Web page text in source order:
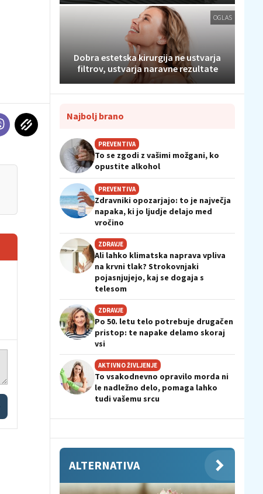
OGLAS
Dobra estetska kirurgija ne ustvarja
filtrov, ustvarja naravne rezultate
Najbolj brano
PREVENTIVA
To se zgodi z vašimi možgani, ko
opustite alkohol
PREVENTIVA
Zdravniki opozarjajo: to je največja
napaka, ki jo ljudje delajo med
vročino
ZDRAVJE
Ali lahko klimatska naprava vpliva
na krvni tlak? Strokovnjaki
pojasnjujejo, kaj se dogaja s
telesom
ZDRAVJE
Po 50. letu telo potrebuje drugačen
pristop: te napake delamo skoraj
vsi
AKTIVNO ŽIVLJENJE
To vsakodnevno opravilo morda ni
le nadležno delo, pomaga lahko
tudi vašemu srcu
ALTERNATIVA